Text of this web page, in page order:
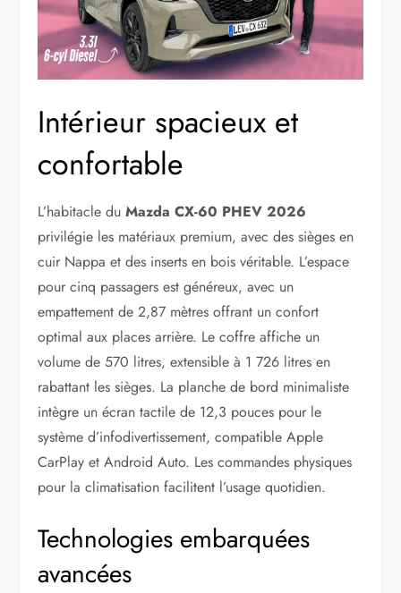
Intérieur spacieux et
confortable
L’habitacle duMazda CX-60 PHEV 2026
privilégie les matériaux premium, avec des sièges en
cuir Nappa et des inserts en bois véritable. L’espace
pour cinq passagers est généreux, avec un
empattement de 2,87 mètres offrant un confort
optimal aux places arrière. Le coffre affiche un
volume de 570 litres, extensible à 1 726 litres en
rabattant les sièges. La planche de bord minimaliste
intègre un écran tactile de 12,3 pouces pour le
système d’infodivertissement, compatible Apple
CarPlay et Android Auto. Les commandes physiques
pour la climatisation facilitent l’usage quotidien.
Technologies embarquées
avancées